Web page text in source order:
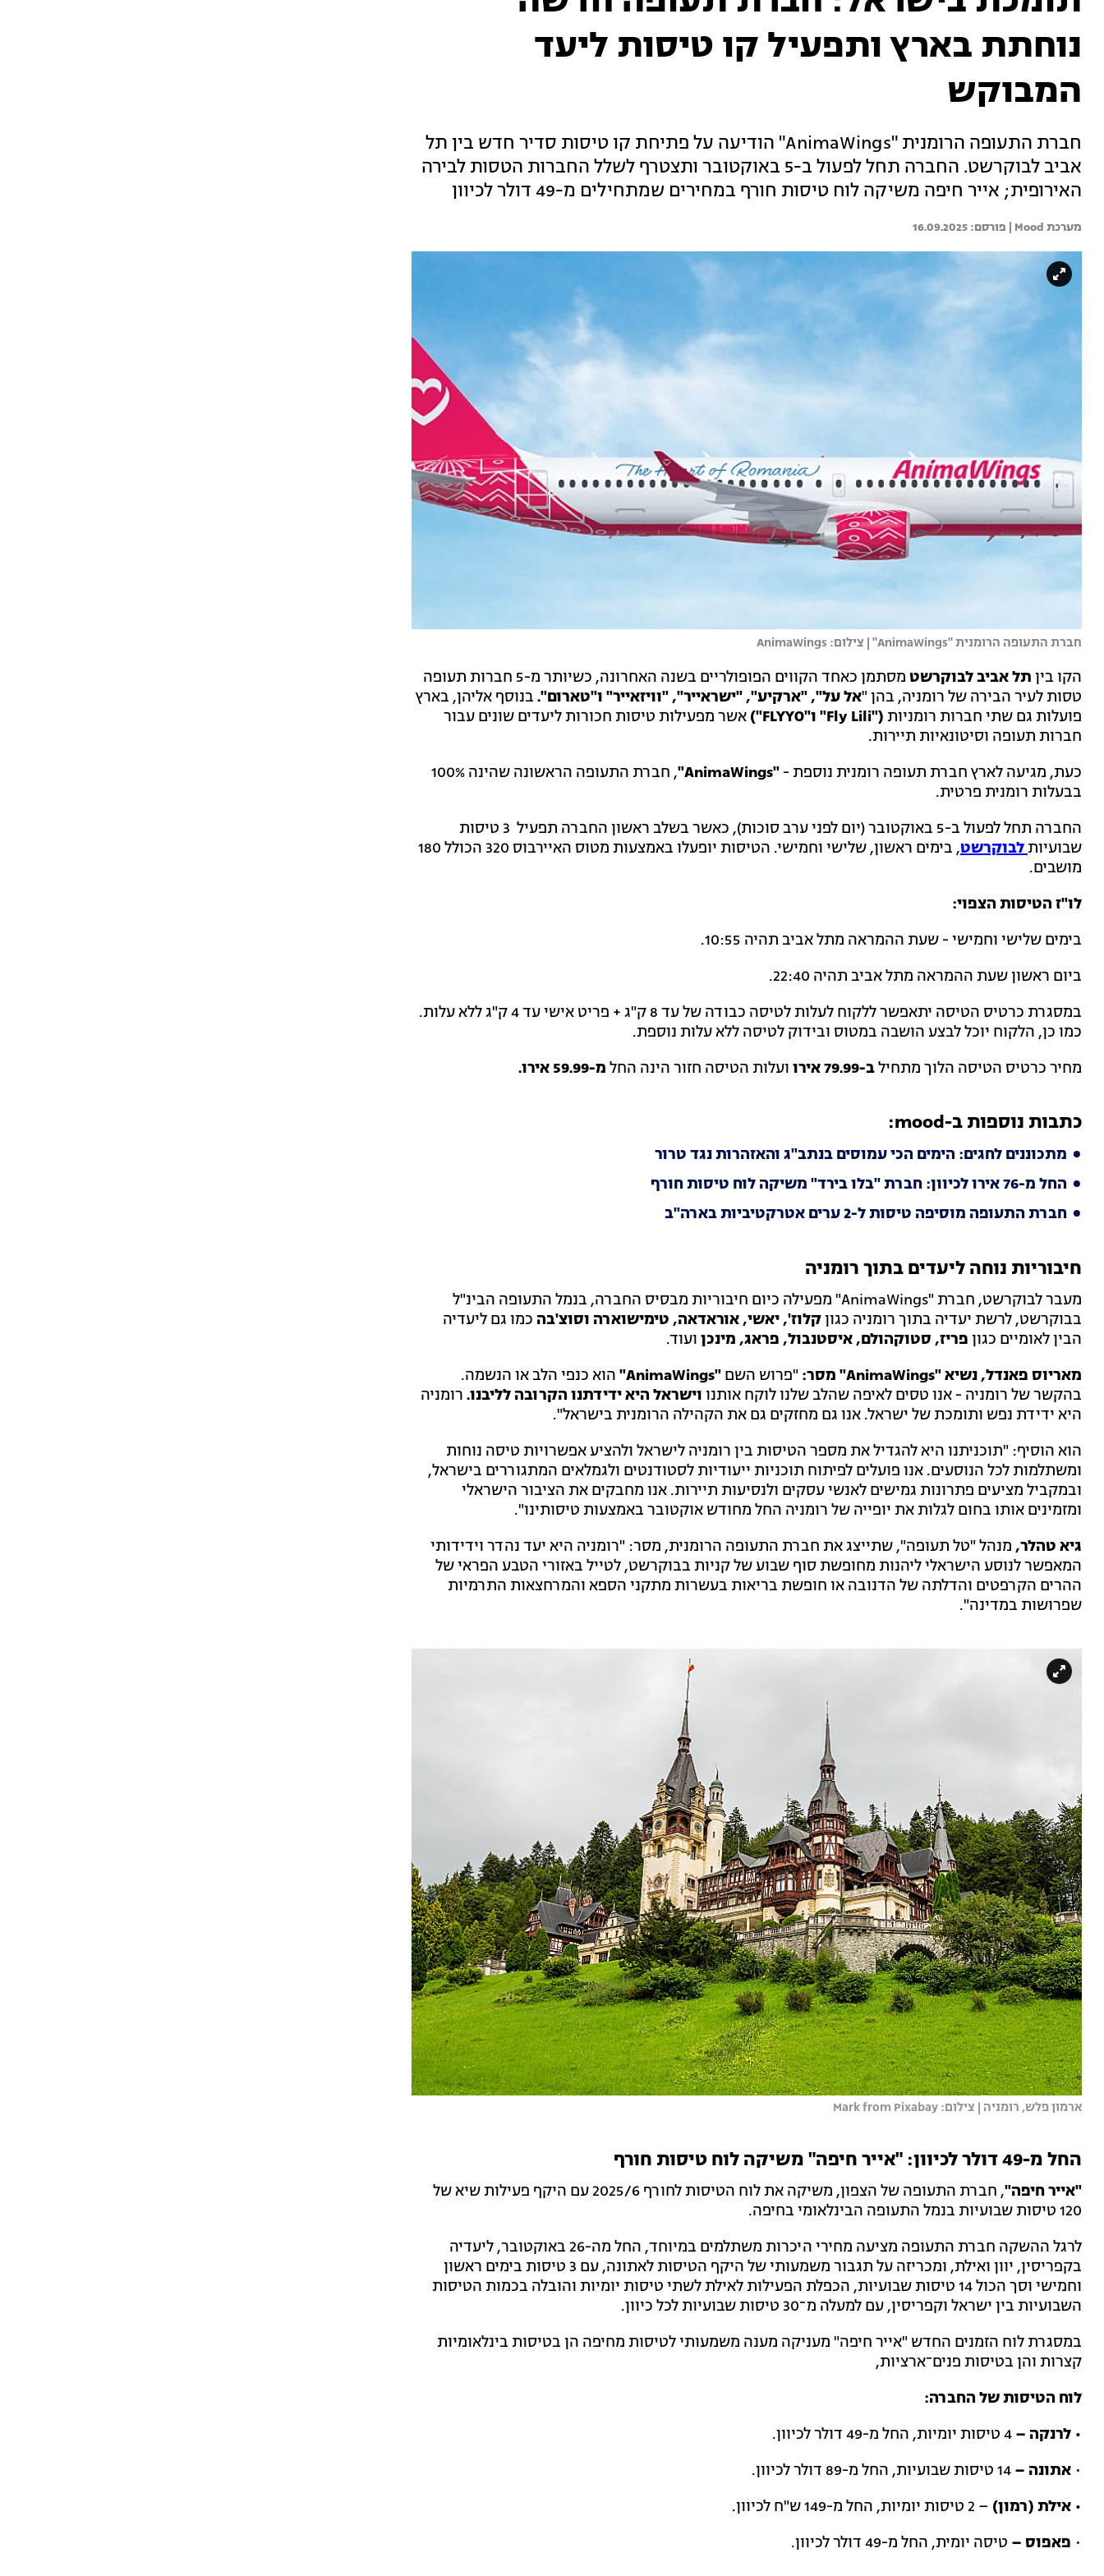
נוחתת בארץ ותפעיל קו טיסות ליעד
המבוקש
חברת התעופה הרומנית "AnimaWings" הודיעה על פתיחת קו טיסות סדיר חדש בין תל
אביב לבוקרשט. החברה תחל לפעול ב-5 באוקטובר ותצטרף לשלל החברות הטסות לבירה
האירופית; אייר חיפה משיקה לוח טיסות חורף במחירים שמתחילים מ-49 דולר לכיוון
מערכת Mood | 16.09.2025
חברת התעופה הרומנית "AnimaWings" | צילום: AnimaWings
הקו בין תל אביב לבוקרשט
מסתמן כאחד הקווים הפופולריים בשנה האחרונה, כשיותר מ-5 חברות תעופה
טסות לעיר הבירה של רומניה, בהן "אל על", "ארקיע", "ישראייר", "וויזאייר" ו"טארום". בנוסף אליהן, בארץ
פועלות גם שתי חברות רומניות ("Fly Lili" ו"FLYYO")
אשר מפעילות טיסות חכורות ליעדים שונים עבור
חברות תעופה וסיטונאיות תיירות.
כעת, מגיעה לארץ חברת תעופה רומנית נוספת - "AnimaWings"
, חברת התעופה הראשונה שהינה 100%
בבעלות רומנית פרטית.
החברה תחל לפעול ב-5 באוקטובר (יום לפני ערב סוכות), כאשר בשלב ראשון החברה תפעיל 3 טיסות
שבועיותלבוקרשט
, בימים ראשון, שלישי וחמישי. הטיסות יופעלו באמצעות מטוס האיירבוס 320 הכולל 180
מושבים.
לו"ז הטיסות הצפוי:
בימים שלישי וחמישי - שעת ההמראה מתל אביב תהיה 10:55.
ביום ראשון שעת ההמראה מתל אביב תהיה 22:40.
במסגרת כרטיס הטיסה יתאפשר ללקוח לעלות לטיסה כבודה של עד 8 ק"ג + פריט אישי עד 4 ק"ג ללא עלות.
כמו כן, הלקוח יוכל לבצע הושבה במטוס ובידוק לטיסה ללא עלות נוספת.
מחיר כרטיס הטיסה הלוך מתחילב-79.99 אירו ועלות הטיסה חזור הינה החל מ-59.99 אירו.
כתבות נוספות ב-mood:
מתכוננים לחגים: הימים הכי עמוסים בנתב"ג והאזהרות נגד טרור
החל מ-76 אירו לכיוון: חברת "בלו בירד" משיקה לוח טיסות חורף
חברת התעופה מוסיפה טיסות ל-2 ערים אטרקטיביות בארה"ב
חיבוריות נוחה ליעדים בתוך רומניה
מעבר לבוקרשט, חברת "AnimaWings" מפעילה כיום חיבוריות מבסיס החברה, בנמל התעופה הבינ"ל
בבוקרשט, לרשת יעדיה בתוך רומניה כגוןקלוז', יאשי, אוראדאה, טימישוארה וסוצ'בה כמו גם ליעדיה
הבין לאומיים כגון פריז, סטוקהולם, איסטנבול, פראג, מינכן ועוד.
מאריוס פאנדל, נשיא "AnimaWings" מסר:
"פרוש השם "AnimaWings"
הוא כנפי הלב או הנשמה.
בהקשר של רומניה - אנו טסים לאיפה שהלב שלנו לוקח אותנו וישראל היא ידידתנו הקרובה לליבנו. רומניה
היא ידידת נפש ותומכת של ישראל. אנו גם מחזקים גם את הקהילה הרומנית בישראל".
הוא הוסיף: "תוכניתנו היא להגדיל את מספר הטיסות בין רומניה לישראל ולהציע אפשרויות טיסה נוחות
ומשתלמות לכל הנוסעים. אנו פועלים לפיתוח תוכניות ייעודיות לסטודנטים ולגמלאים המתגוררים בישראל,
ובמקביל מציעים פתרונות גמישים לאנשי עסקים ולנסיעות תיירות. אנו מחבקים את הציבור הישראלי
ומזמינים אותו בחום לגלות את יופייה של רומניה החל מחודש אוקטובר באמצעות טיסותינו".
גיא טהלר, מנהל "טל תעופה", שתייצג את חברת התעופה הרומנית, מסר: "רומניה היא יעד נהדר וידידותי
המאפשר לנוסע הישראלי ליהנות מחופשת סוף שבוע של קניות בבוקרשט, לטייל באזורי הטבע הפראי של
ההרים הקרפטים והדלתה של הדנובה או חופשת בריאות בעשרות מתקני הספא והמרחצאות התרמיות
שפרושות במדינה".
ארמון פלש, רומניה | צילום: Mark from Pixabay
החל מ-49 דולר לכיוון: "אייר חיפה" משיקה לוח טיסות חורף
"אייר חיפה"
, חברת התעופה של הצפון, משיקה את לוח הטיסות לחורף 2025/6 עם היקף פעילות שיא של
120 טיסות שבועיות בנמל התעופה הבינלאומי בחיפה.
לרגל ההשקה חברת התעופה מציעה מחירי היכרות משתלמים במיוחד, החל מה-26 באוקטובר, ליעדיה
בקפריסין, יוון ואילת, ומכריזה על תגבור משמעותי של היקף הטיסות לאתונה, עם 3 טיסות בימים ראשון
וחמישי וסך הכול 14 טיסות שבועיות, הכפלת הפעילות לאילת לשתי טיסות יומיות והובלה בכמות הטיסות
השבועיות בין ישראל וקפריסין, עם למעלה מ־30 טיסות שבועיות לכל כיוון.
במסגרת לוח הזמנים החדש "אייר חיפה" מעניקה מענה משמעותי לטיסות מחיפה הן בטיסות בינלאומיות
קצרות והן בטיסות פנים־ארציות,
לוח הטיסות של החברה:
• לרנקה –
• אתונה –
• אילת (רמון) – 2 טיסות יומיות, החל מ-149 ש"ח לכיוון.
• פאפוס – טיסה יומית, החל מ-49 דולר לכיוון.